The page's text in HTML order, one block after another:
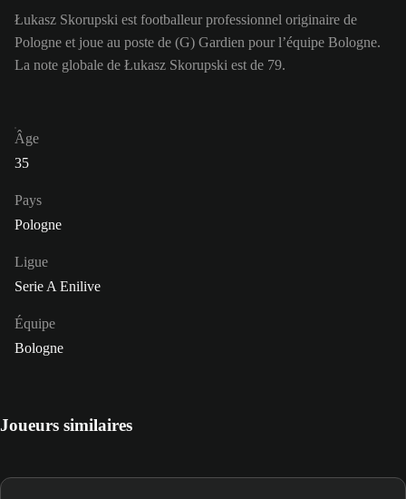
Łukasz Skorupski est footballeur professionnel originaire de
Pologne et joue au poste de (G) Gardien pour l’équipe Bologne.
La note globale de Łukasz Skorupski est de 79.
Âge
35
Pays
Pologne
Ligue
Serie A Enilive
Équipe
Bologne
Joueurs similaires